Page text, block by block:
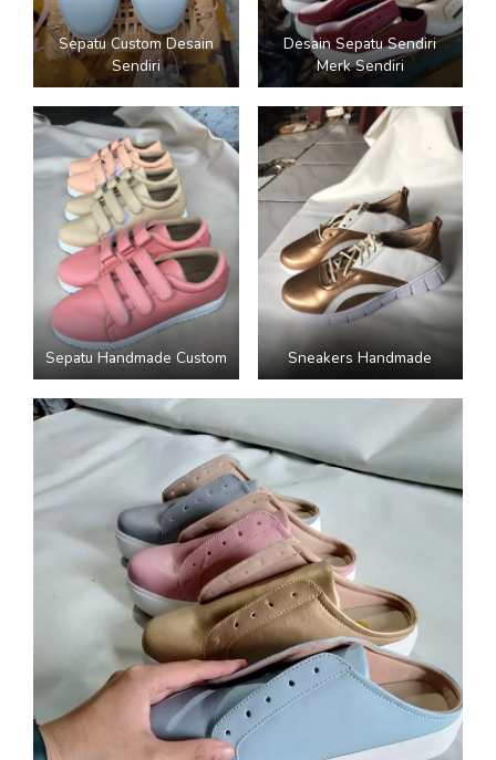
Sepatu Custom Desain
Sendiri
Desain Sepatu Sendiri
Merk Sendiri
Sepatu Handmade Custom Sneakers Handmade